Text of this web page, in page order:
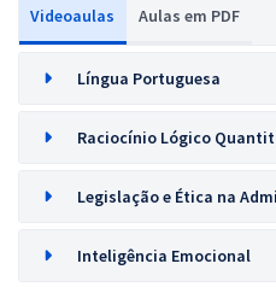
Videoaulas Aulas em PDF
Língua Portuguesa
Raciocínio Lógico
Legislação e Ética na
Inteligência Emocional